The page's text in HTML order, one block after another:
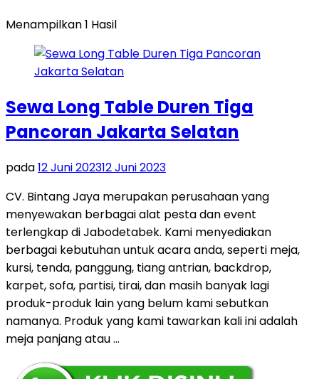
Menampilkan 1 Hasil
Sewa Long Table Duren Tiga
Pancoran Jakarta Selatan
pada12 Juni 202312 Juni 2023
CV. Bintang Jaya merupakan perusahaan yang
menyewakan berbagai alat pesta dan event
terlengkap di Jabodetabek. Kami menyediakan
berbagai kebutuhan untuk acara anda, seperti meja,
kursi, tenda, panggung, tiang antrian, backdrop,
karpet, sofa, partisi, tirai, dan masih banyak lagi
produk-produk lain yang belum kami sebutkan
namanya. Produk yang kami tawarkan kali ini adalah
meja panjang atau …